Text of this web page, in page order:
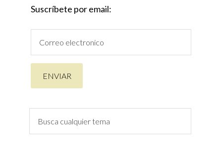
Suscríbete por email: